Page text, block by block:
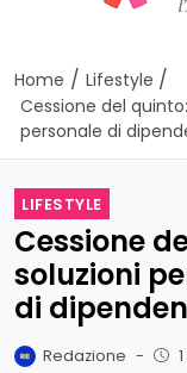
Home / Lifestyle /
Cessione del
personale di
LIFESTYLE
Cessione
soluzioni
di
Redazione -